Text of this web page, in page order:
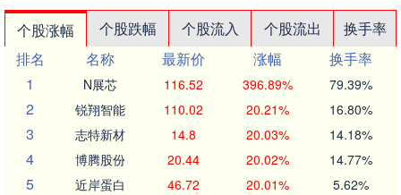
个股涨幅 个股跌幅 个股流入 个股流出
换手率
排名
名称 最新价 涨幅
换手率
1
N展芯 116.52 396.89% 79.39%
2 锐翔智能 110.02 20.21% 16.80%
3 志特新材 14.8 20.03% 14.18%
4 博腾股份 20.44 20.02% 14.77%
5 近岸蛋白 46.72 20.01% 5.62%